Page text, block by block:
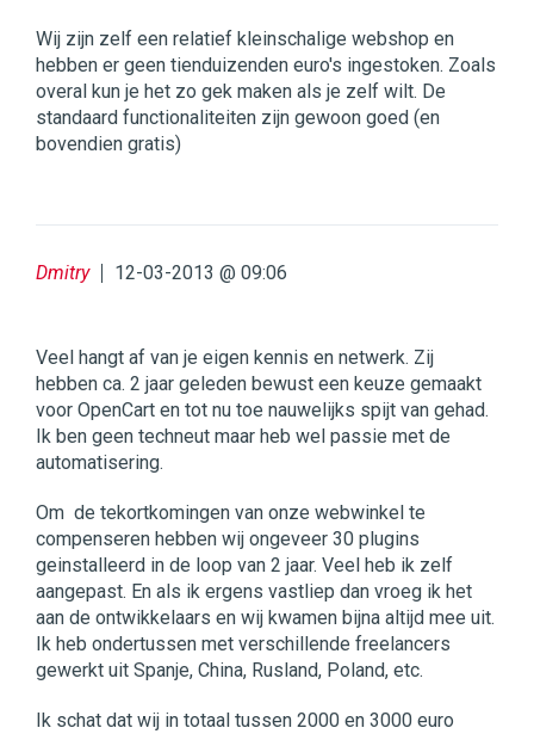
Wij zijn zelf een relatief kleinschalige webshop en
hebben er geen tienduizenden euro's ingestoken. Zoals
overal kun je het zo gek maken als je zelf wilt. De
standaard functionaliteiten zijn gewoon goed (en
bovendien gratis)
Dmitry 12-03-2013 @ 09:06
Veel hangt af van je eigen kennis en netwerk. Zij
hebben ca. 2 jaar geleden bewust een keuze gemaakt
voor OpenCart en tot nu toe nauwelijks spijt van gehad.
Ik ben geen techneut maar heb wel passie met de
automatisering.
Om de tekortkomingen van onze webwinkel te
compenseren hebben wij ongeveer 30 plugins
geinstalleerd in de loop van 2 jaar. Veel heb ik zelf
aangepast. En als ik ergens vastliep dan vroeg ik het
aan de ontwikkelaars en wij kwamen bijna altijd mee uit.
Ik heb ondertussen met verschillende freelancers
gewerkt uit Spanje, China, Rusland, Poland, etc.
Ik schat dat wij in totaal tussen 2000 en 3000 euro